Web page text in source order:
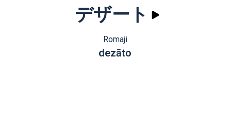
デザート
Romaji
dezāto